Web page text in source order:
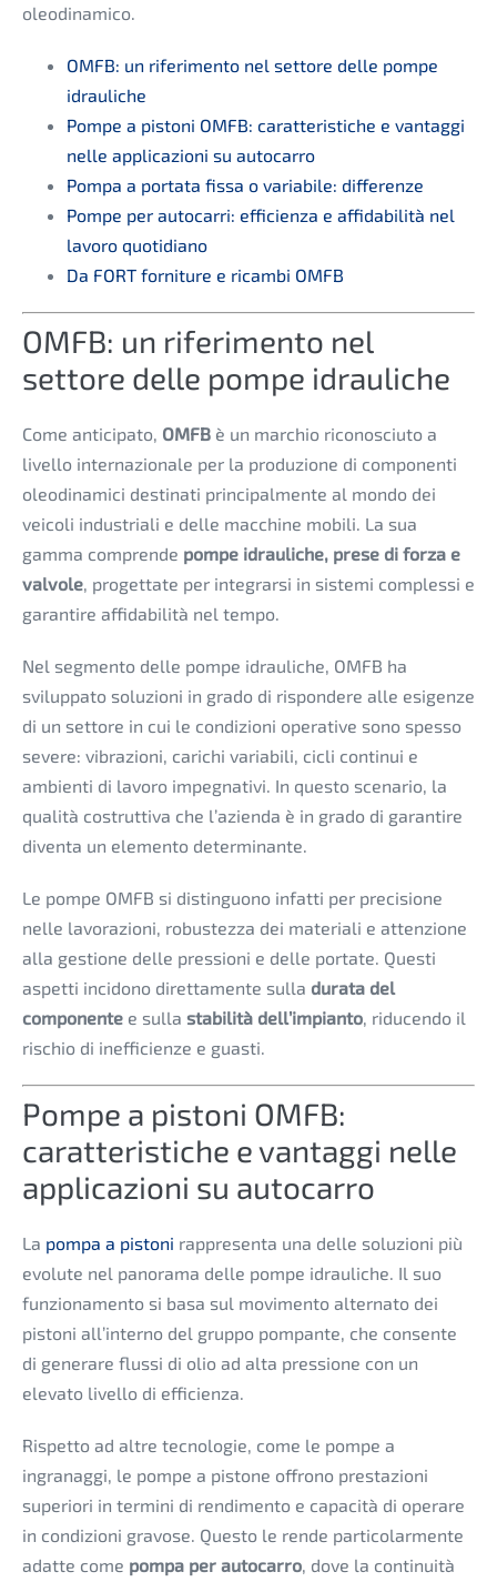
oleodinamico.
OMFB: un riferimento nel settore delle pompe
idrauliche
Pompe a pistoni OMFB: caratteristiche e vantaggi
nelle applicazioni su autocarro
Pompa a portata fissa o variabile: differenze
Pompe per autocarri: efficienza e affidabilità nel
lavoro quotidiano
Da FORT forniture e ricambi OMFB
OMFB: un riferimento nel
settore delle pompe idrauliche
Come anticipato, OMFB è un marchio riconosciuto a
livello internazionale per la produzione di componenti
oleodinamici destinati principalmente al mondo dei
veicoli industriali e delle macchine mobili. La sua
gamma comprende pompe idrauliche, prese di forza e
valvole , progettate per integrarsi in sistemi complessi e
garantire affidabilità nel tempo.
Nel segmento delle pompe idrauliche, OMFB ha
sviluppato soluzioni in grado di rispondere alle esigenze
di un settore in cui le condizioni operative sono spesso
severe: vibrazioni, carichi variabili, cicli continui e
ambienti di lavoro impegnativi. In questo scenario, la
qualità costruttiva che l’azienda è in grado di garantire
diventa un elemento determinante.
Le pompe OMFB si distinguono infatti per precisione
nelle lavorazioni, robustezza dei materiali e attenzione
alla gestione delle pressioni e delle portate. Questi
aspetti incidono direttamente sulla durata del
componente e sulla stabilità dell’impianto , riducendo il
rischio di inefficienze e guasti.
Pompe a pistoni OMFB:
caratteristiche e vantaggi nelle
applicazioni su autocarro
La pompa a pistoni rappresenta una delle soluzioni più
evolute nel panorama delle pompe idrauliche. Il suo
funzionamento si basa sul movimento alternato dei
pistoni all’interno del gruppo pompante, che consente
di generare flussi di olio ad alta pressione con un
elevato livello di efficienza.
Rispetto ad altre tecnologie, come le pompe a
ingranaggi, le pompe a pistone offrono prestazioni
superiori in termini di rendimento e capacità di operare
in condizioni gravose. Questo le rende particolarmente
adatte come pompa per autocarro , dove la continuità